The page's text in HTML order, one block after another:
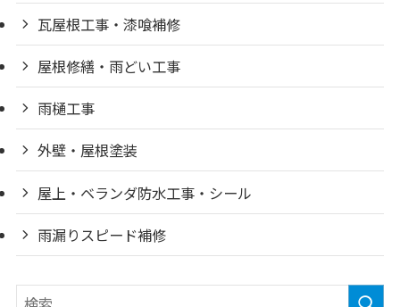
瓦屋根工事・漆喰補修
屋根修繕・雨どい工事
雨樋工事
外壁・屋根塗装
屋上・ベランダ防水工事・シール
雨漏りスピード補修